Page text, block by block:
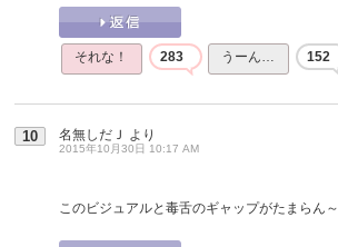
それな！ 283 うーん… 152
10 名無しだＪ より
2015年10月30日 10:17 AM
このビジュアルと毒舌のギャップがたまらん～